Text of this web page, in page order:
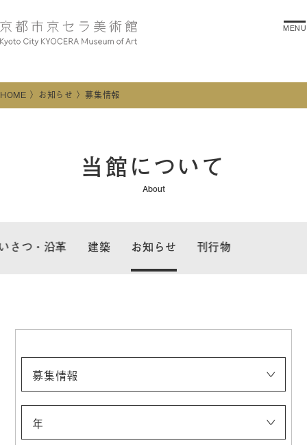
MENU
HOME お知らせ 募集情報
当館について
About
さつ・沿革 建築 お知らせ 刊行物
募集情報
ALL
ご来館の方へ
募集情報
プレスリリース
混雑情報
運営情報
年